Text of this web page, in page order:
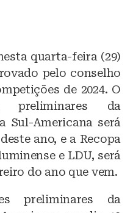
quarta-feira (29)
pelo conselho
de 2024. O
da
Sul-Americana será
ano, e a Recopa
e LDU, será
do ano que vem.
preliminares da